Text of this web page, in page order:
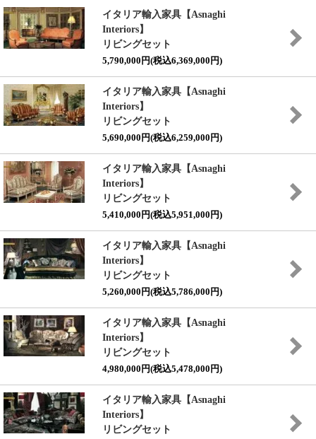
イタリア輸入家具【Asnaghi
Interiors】
リビングセット
5,790,000円(税込6,369,000円)
イタリア輸入家具【Asnaghi
Interiors】
リビングセット
5,690,000円(税込6,259,000円)
イタリア輸入家具【Asnaghi
Interiors】
リビングセット
5,410,000円(税込5,951,000円)
イタリア輸入家具【Asnaghi
Interiors】
リビングセット
5,260,000円(税込5,786,000円)
イタリア輸入家具【Asnaghi
Interiors】
リビングセット
4,980,000円(税込5,478,000円)
イタリア輸入家具【Asnaghi
Interiors】
リビングセット